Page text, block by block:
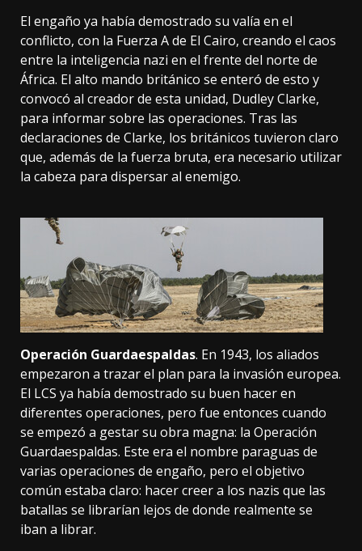
El engaño ya había demostrado su valía en el
conflicto, con la Fuerza A de El Cairo, creando el caos
entre la inteligencia nazi en el frente del norte de
África. El alto mando británico se enteró de esto y
convocó al creador de esta unidad, Dudley Clarke,
para informar sobre las operaciones. Tras las
declaraciones de Clarke, los británicos tuvieron claro
que, además de la fuerza bruta, era necesario utilizar
la cabeza para dispersar al enemigo.
Operación Guardaespaldas. En 1943, los aliados
empezaron a trazar el plan para la invasión europea.
El LCS ya había demostrado su buen hacer en
diferentes operaciones, pero fue entonces cuando
se empezó a gestar su obra magna: la Operación
Guardaespaldas. Este era el nombre paraguas de
varias operaciones de engaño, pero el objetivo
común estaba claro: hacer creer a los nazis que las
batallas se librarían lejos de donde realmente se
iban a librar.